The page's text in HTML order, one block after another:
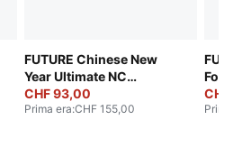
FUTURE Chinese New
Year Ultimate NC
Goalkeeper Gloves
Unisex
CHF 93,00
Prima era:CHF 155,00